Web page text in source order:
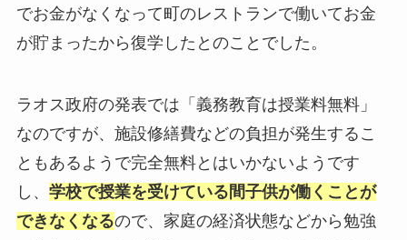
でお金がなくなって町のレストランで働いてお金
が貯まったから復学したとのことでした。
ラオス政府の発表では「義務教育は授業料無料」
なのですが、施設修繕費などの負担が発生するこ
ともあるようで完全無料とはいかないようです
し、 学校で授業を受けている間子供が働くことが
できなくなるので、家庭の経済状態などから勉強